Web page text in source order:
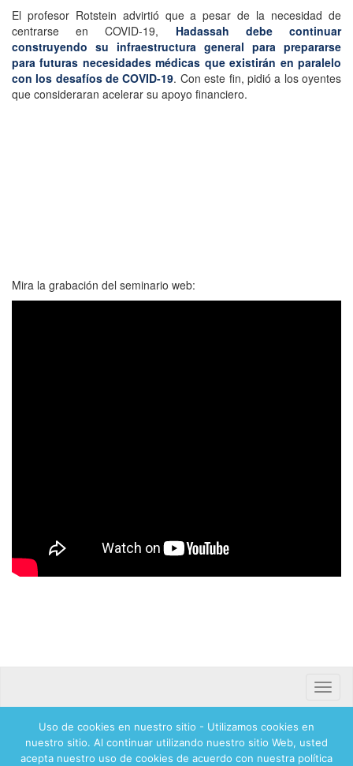
El profesor Rotstein advirtió que a pesar de la necesidad de
centrarse en COVID-19, Hadassah debe continuar
construyendo su infraestructura general para prepararse
para futuras necesidades médicas que existirán en paralelo
con los desafíos de COVID-19. Con este fin, pidió a los oyentes
que consideraran acelerar su apoyo financiero.
Mira la grabación del seminario web:
Toggle
Banca mifel 71250 Hadassah Mexico
Uso de cookies en nuestro sitio - Utilizamos cookies en
nuestro sitio. Al continuar utilizando nuestro sitio Web, usted
acepta nuestro uso de cookies de acuerdo con nuestra política